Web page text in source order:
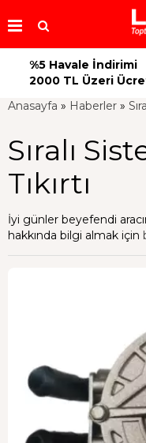
%5 Havale İndirimi
2000 TL Üzeri
Anasayfa » Haberler »
Sıralı
Tıkırtı
İyi günler beyefendi
hakkında bilgi almak için